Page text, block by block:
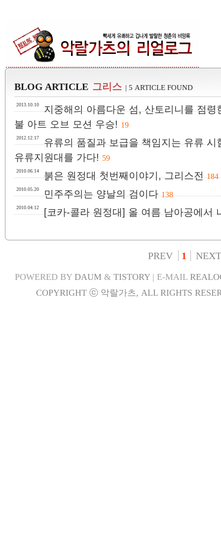
BLOG ARTICLE 그리스 | 5 ARTICLE FOUND
2013.10.10
지중해의 아름다운 섬, 산토리니를 점
불 아트 오브 모션 우승! 19
2012.12.17
유류의 품질과 보급을 책임지는 유류 시
유류지원대를 가다! 59
2010.06.14 붉은 원정대 첫번째이야기, 그리스전 184
2010.05.20 민주주의는 양날의 검이다 138
2010.04.12 [코카-콜라 원정대] 올 여름 남아공에서
PREV 1 NEXT
POWERED BY DAUM& TISTORY| E-MAIL
COPYRIGHT ⓒ 악랄가츠, ALL RIGHTS